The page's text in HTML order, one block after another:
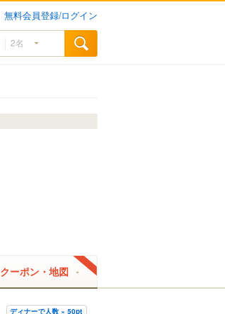
無料会員登録/ログイン
クーポン・地図
ディナーで人数 × 50pt